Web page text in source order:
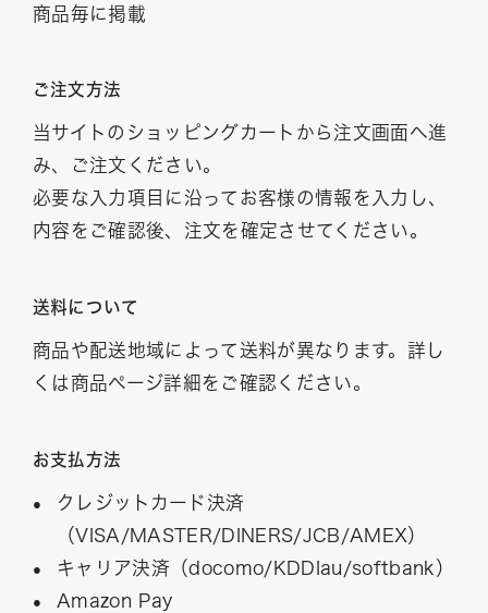
商品毎に掲載
ご注文方法
当サイトのショッピングカートから注文画面へ進
み、ご注文ください。
必要な入力項目に沿ってお客様の情報を入力し、
内容をご確認後、注文を確定させてください。
送料について
商品や配送地域によって送料が異なります。詳し
くは商品ページ詳細をご確認ください。
お支払方法
クレジットカード決済
（VISA/MASTER/DINERS/JCB/AMEX）
キャリア決済（docomo/KDDIau/softbank）
Amazon Pay